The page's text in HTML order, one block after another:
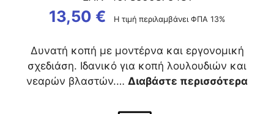
13,50 € Η τιμή περιλαμβάνει ΦΠΑ 13%
Δυνατή κοπή με μοντέρνα και εργονομική
σχεδιάση. Ιδανικό για κοπή λουλουδιών και
νεαρών βλαστών.… Διαβάστε περισσότερα